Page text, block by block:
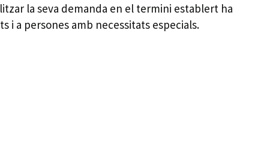
la seva demanda en el termini establert ha
i a persones amb necessitats especials.